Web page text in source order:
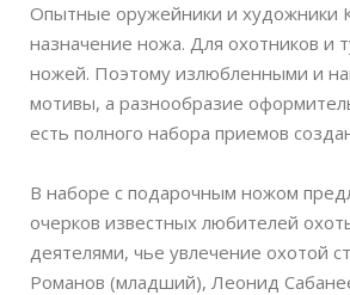
Опытные оружейники и художники
назначение ножа. Для охотников и
ножей. Поэтому излюбленными и
мотивы, а разнообразие
есть полного набора приемов
В наборе с подарочным ножом
очерков известных любителей
деятелями, чье увлечение охотой
Романов (младший), Леонид